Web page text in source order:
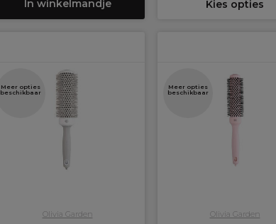
In winkelmandje Kies opties
Meer opties
beschikbaar
Olivia Garden
Meer opties
beschikbaar
Olivia Garden